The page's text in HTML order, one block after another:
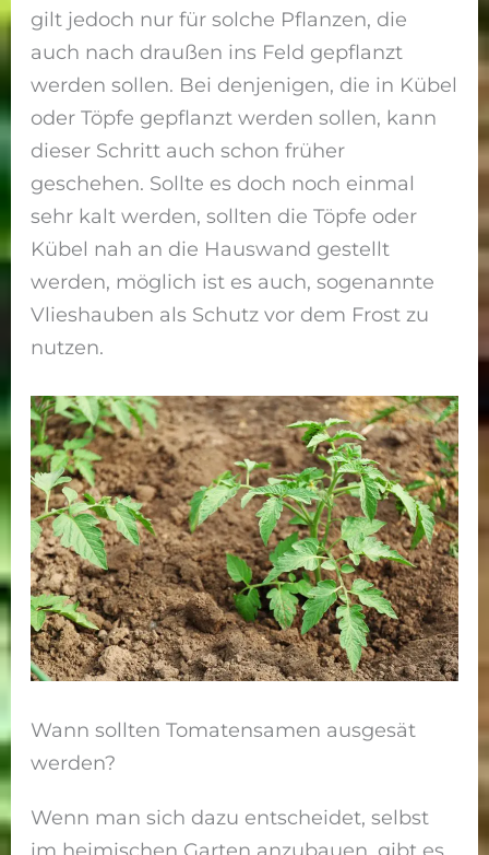
gilt jedoch nur für solche Pflanzen, die
auch nach draußen ins Feld gepflanzt
werden sollen. Bei denjenigen, die in Kübel
oder Töpfe gepflanzt werden sollen, kann
dieser Schritt auch schon früher
geschehen. Sollte es doch noch einmal
sehr kalt werden, sollten die Töpfe oder
Kübel nah an die Hauswand gestellt
werden, möglich ist es auch, sogenannte
Vlieshauben als Schutz vor dem Frost zu
nutzen.
Wann sollten Tomatensamen ausgesät
werden?
Wenn man sich dazu entscheidet, selbst
im heimischen Garten anzubauen, gibt es